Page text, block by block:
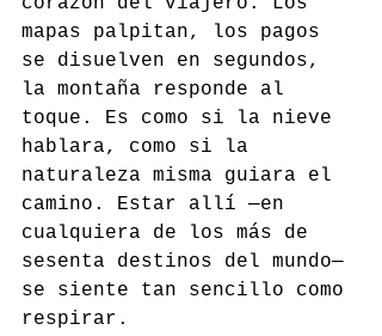
mapas palpitan, los pagos
se disuelven en segundos,
la montaña responde al
toque. Es como si la nieve
hablara, como si la
naturaleza misma guiara el
camino. Estar allí —en
cualquiera de los más de
sesenta destinos del mundo—
se siente tan sencillo como
respirar.